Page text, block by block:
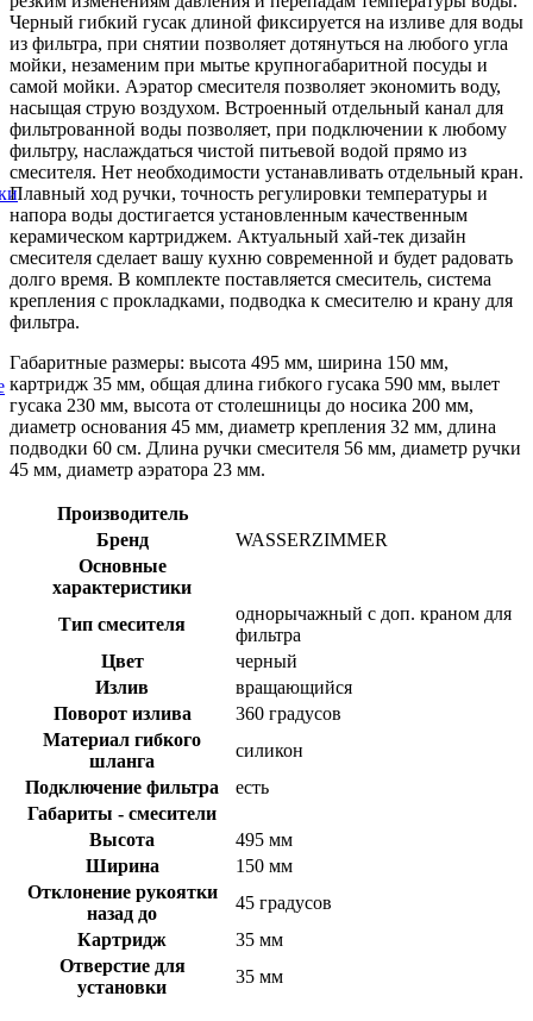
Черный гибкий гусак длиной фиксируется на изливе для воды
из фильтра, при снятии позволяет дотянуться на любого угла
мойки, незаменим при мытье крупногабаритной посуды и
самой мойки. Аэратор смесителя позволяет экономить воду,
насыщая струю воздухом. Встроенный отдельный канал для
фильтрованной воды позволяет, при подключении к любому
фильтру, наслаждаться чистой питьевой водой прямо из
смесителя. Нет необходимости устанавливать отдельный кран.
Плавный ход ручки, точность регулировки температуры и
напора воды достигается установленным качественным
керамическом картриджем. Актуальный хай-тек дизайн
смесителя сделает вашу кухню современной и будет радовать
долго время. В комплекте поставляется смеситель, система
крепления с прокладками, подводка к смесителю и крану для
фильтра.
Габаритные размеры: высота 495 мм, ширина 150 мм,
картридж 35 мм, общая длина гибкого гусака 590 мм, вылет
гусака 230 мм, высота от столешницы до носика 200 мм,
диаметр основания 45 мм, диаметр крепления 32 мм, длина
подводки 60 см. Длина ручки смесителя 56 мм, диаметр ручки
45 мм, диаметр аэратора 23 мм.
Производитель
Бренд
WASSERZIMMER
Основные
характеристики
Тип смесителя
однорычажный с доп. краном для
фильтра
Цвет
черный
Излив
вращающийся
Поворот излива
360 градусов
Материал гибкого
шланга
силикон
Подключение фильтра
есть
Габариты - смесители
Высота
495 мм
Ширина
150 мм
Отклонение рукоятки
назад до
45 градусов
Картридж
35 мм
Отверстие для
установки
35 мм